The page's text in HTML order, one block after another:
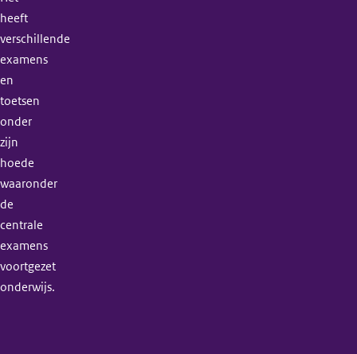
heeft
verschillende
examens
en
toetsen
onder
zijn
hoede
waaronder
de
centrale
examens
voortgezet
onderwijs.